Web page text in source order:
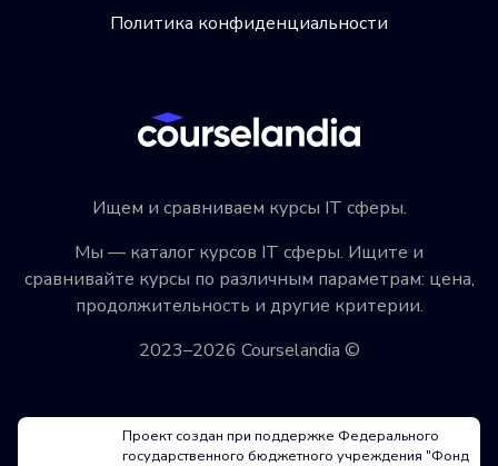
Ищем и сравниваем курсы IT сферы.
Мы — каталог курсов IT сферы. Ищите и
сравнивайте курсы по различным параметрам: цена,
продолжительность и другие критерии.
2023–2026 Courselandia ©
Политика конфиденциальности
Проект создан при поддержке Федерального
государственного бюджетного учреждения "Фонд